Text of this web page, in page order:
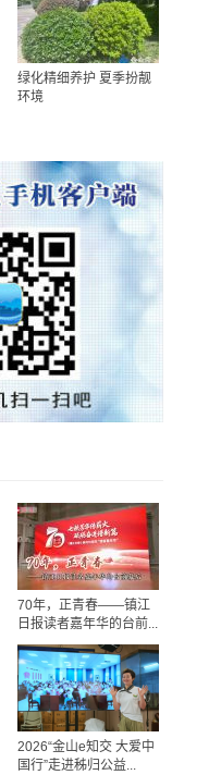
绿化精细养护 夏季扮靓
环境
70年，正青春——镇江
日报读者嘉年华的台前...
2026“金山e知交 大爱中
国行”走进秭归公益...